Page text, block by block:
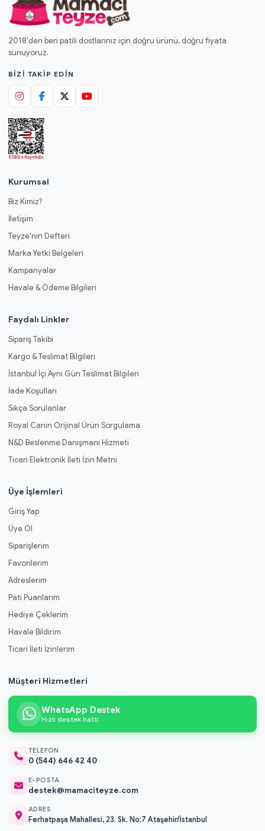
2018'den beri patili dostlarınız için doğru ürünü, doğru fiyata
sunuyoruz.
BIZI TAKIP EDIN
Kurumsal
Biz Kimiz?
İletişim
Teyze'nin Defteri
Marka Yetki Belgeleri
Kampanyalar
Havale & Ödeme Bilgileri
Faydalı Linkler
Sipariş Takibi
Kargo & Teslimat Bilgileri
İstanbul İçi Aynı Gün Teslimat Bilgileri
İade Koşulları
Sıkça Sorulanlar
Royal Canin Orijinal Ürün Sorgulama
N&D Beslenme Danışmanı Hizmeti
Ticari Elektronik İleti İzin Metni
Üye İşlemleri
Giriş Yap
Üye Ol
Siparişlerim
Favorilerim
Adreslerim
Pati Puanlarım
Hediye Çeklerim
Havale Bildirim
Ticari İleti İzinlerim
Müşteri Hizmetleri
WhatsApp Destek
Hızlı destek hattı
TELEFON
0 (544) 646 42 40
E-POSTA
destek@mamaciteyze.com
ADRES
Ferhatpaşa Mahallesi, 23. Sk. No:7 Ataşehir/İstanbul